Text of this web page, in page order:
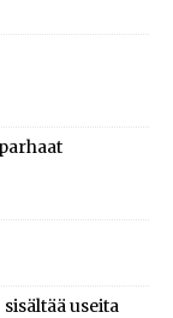
useita